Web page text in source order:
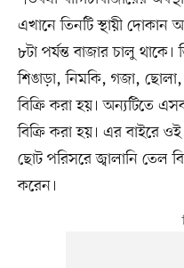
এখানে তিনটি স্থায়ী দোকান
৮টা পর্যন্ত বাজার চালু
শিঙাড়া, নিমকি, গজা,
বিক্রি করা হয়। অন্যটিতে
বিক্রি করা হয়। এর বাইরে
ছোট পরিসরে জ্বালানি তেল
করেন।